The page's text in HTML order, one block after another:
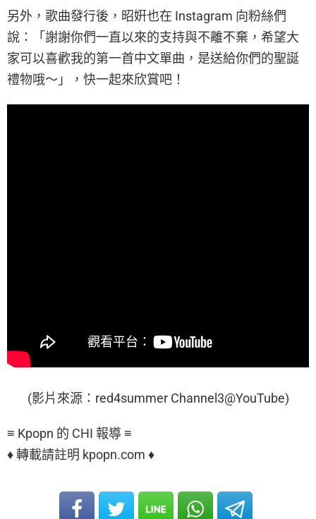
另外，歌曲發行後，昭姸也在 Instagram 向粉絲們
說：「謝謝你們一直以來的支持與不離不棄，希望大
家可以喜歡我的第一首中文單曲，是送給你們的聖誕
禮物哦～」，快一起來欣賞吧！
(影片來源：red4summer Channel3@YouTube)
≡ Kpopn 的 CHI 報導 ≡
♦ 轉載請註明 kpopn.com ♦